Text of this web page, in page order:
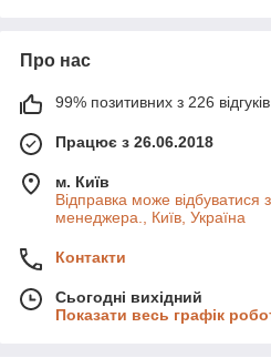
Про нас
99% позитивних з 226 відгуків
Працює з 26.06.2018
м. Київ
Відправка може відбуватися
менеджера., Київ, Україна
Контакти
Сьогодні вихідний
Показати весь графік